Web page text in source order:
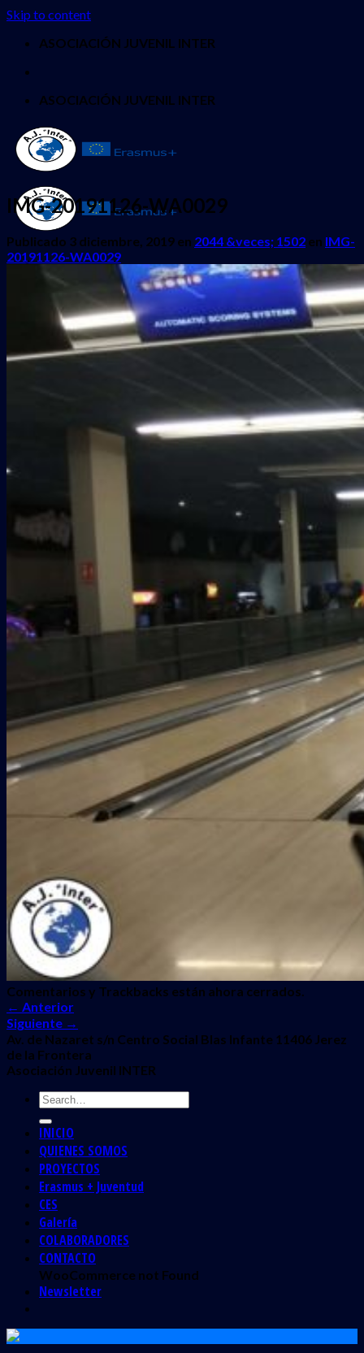
Skip to content
ASOCIACIÓN JUVENIL INTER
ASOCIACIÓN JUVENIL INTER
QUIENES SOMOS
PROYECTOS
Erasmus + Juventud
CES
IMG-20191126-WA0029
Publicado 3 diciembre, 2019 en 2044 &veces; 1502 en IMG-
20191126-WA0029
Comentarios y Trackbacks están ahora cerrados.
← Anterior
Siguiente →
Av. de Nazaret s/n Centro Social Blas Infante 11406 Jerez
de la Frontera
Asociación Juvenil INTER
INICIO
QUIENES SOMOS
PROYECTOS
Erasmus + Juventud
CES
Galería
COLABORADORES
CONTACTO
WooCommerce not Found
Newsletter